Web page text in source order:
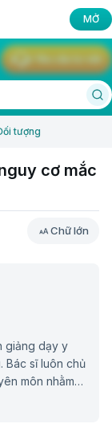
MỞ
tượng
cơ mắc
Chữ lớn
giảng dạy y
Bác sĩ luôn chủ
môn nhằm
đồng.